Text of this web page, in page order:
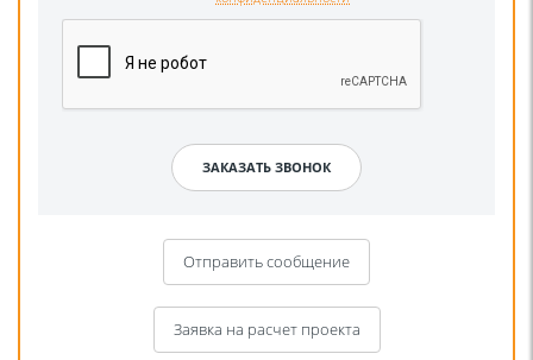
Отправить сообщение
Заявка на расчет проекта